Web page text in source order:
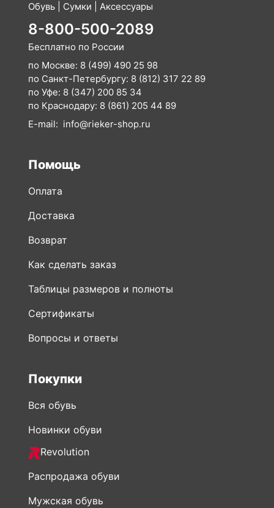
Обувь | Сумки | Аксессуары
8-800-500-2089
Бесплатно по России
по Москве: 8 (499) 490 25 98
по Санкт-Петербургу: 8 (812) 317 22 89
по Уфе: 8 (347) 200 85 34
по Краснодару: 8 (861) 205 44 89
E-mail: info@rieker-shop.ru
Помощь
Оплата
Доставка
Возврат
Как сделать заказ
Таблицы размеров и полноты
Сертификаты
Вопросы и ответы
Покупки
Вся обувь
Новинки обуви
Revolution
Распродажа обуви
Мужская обувь